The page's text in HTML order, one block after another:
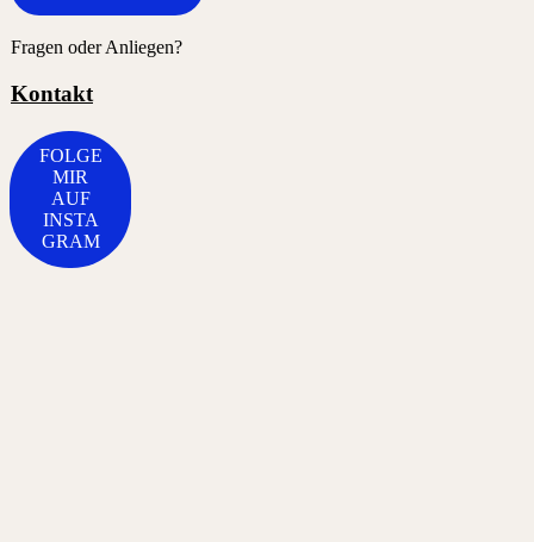
Fragen oder Anliegen?
Kontakt
FOLGE
MIR
AUF
INSTA
GRAM